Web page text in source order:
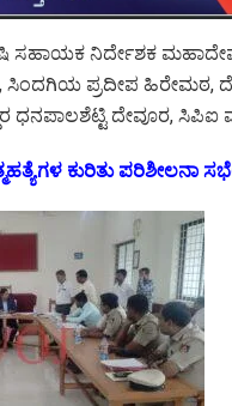
ನಿರ್ದೇಶಕ
ಪ್ರದೀಪ ಹಿರೇಮಠ,
ದೇವೂರ, ಸಿಪಿಐ
ಕುರಿತು ಪರಿಶೀಲನಾ